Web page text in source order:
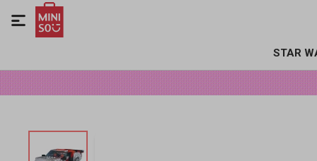
STAR
